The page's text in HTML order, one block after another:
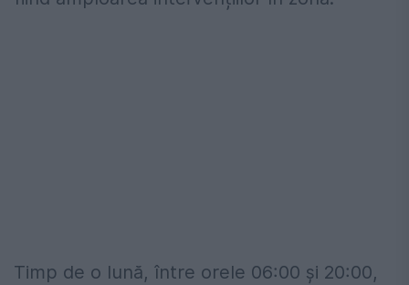
Timp de o lună, între orele 06:00 și 20:00,